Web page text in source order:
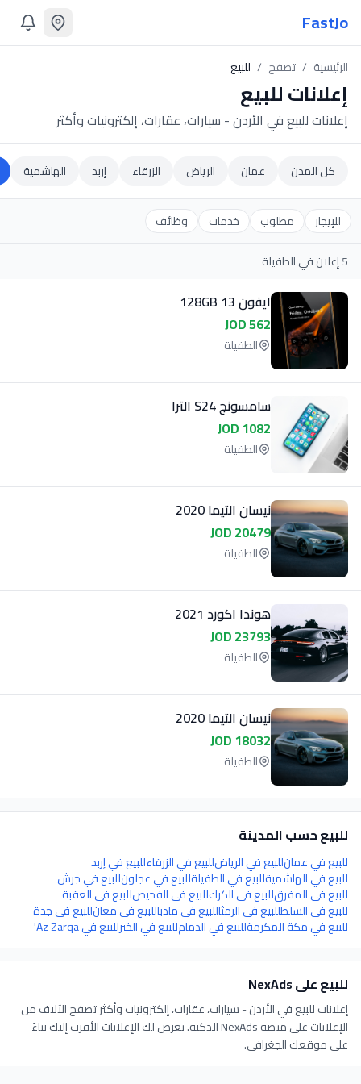
FastJo
الرئيسية / تصفح / للبيع
إعلاناتللبيع
إعلانات للبيع في الأردن - سيارات، عقارات، إلكترونيات وأكثر
كل المدن عمان الرياض الزرقاء إربد الهاشمية
للإيجار مطلوب خدمات
وظائف
5إعلانفي الطفيلة
ايفون 13 128GB
562 JOD
الطفيلة
سامسونج S24 الترا
1082 JOD
الطفيلة
نيسان التيما 2020
20479 JOD
الطفيلة
هوندا اكورد 2021
23793 JOD
الطفيلة
نيسان التيما 2020
18032 JOD
الطفيلة
للبيعحسب المدينة
للبيعفيعمانللبيعفيالرياضللبيعفيالزرقاءللبيعفيإربد
للبيعفيالهاشميةللبيعفيالطفيلةللبيعفيعجلونللبيعفيجرش
للبيعفيالمفرقللبيعفيالكركللبيعفيالفحيصللبيعفيالعقبة
للبيعفيالسلطللبيعفيالرمثاللبيعفيمادباللبيعفيمعانللبيعفيجدة
للبيعفيمكة المكرمةللبيعفيالدمامللبيعفيالخبرللبيعفيAz Zarqa'
للبيععلى NexAds
إعلانات للبيع في الأردن - سيارات، عقارات، إلكترونيات وأكثرتصفح الآلاف من
الإعلانات على منصة NexAds الذكية. نعرض لك الإعلانات الأقرب إليك بناءً
على موقعك الجغرافي.